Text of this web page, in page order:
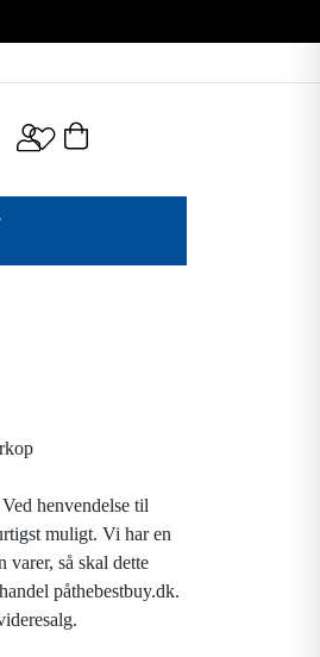
henvendelse til
muligt. Vi har en
så skal dette
påthebestbuy.dk.